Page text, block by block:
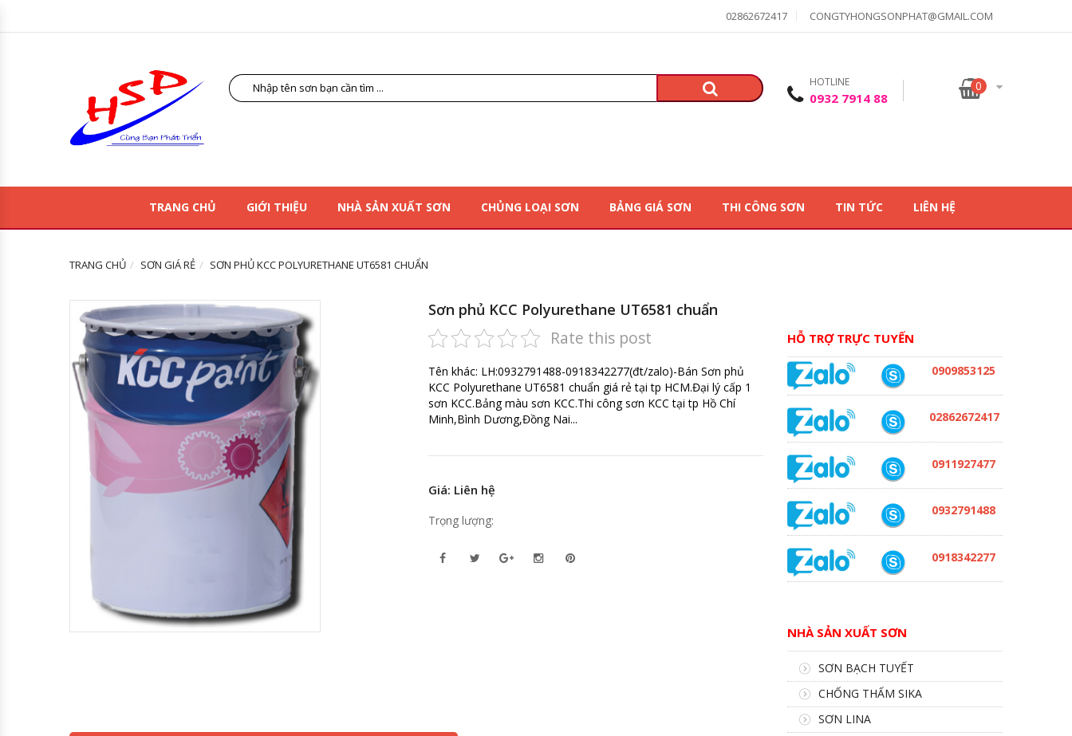
02862672417 CONGTYHONGSONPHAT@GMAIL.COM
HOTLINE
0932 7914 88
0
TRANG CHỦ GIỚI THIỆU NHÀ SẢN XUẤT SƠN CHỦNG LOẠI SƠN BẢNG GIÁ SƠN THI CÔNG SƠN TIN TỨC LIÊN HỆ
TRANG CHỦ SƠN GIÁ RẺ SƠN PHỦ KCC POLYURETHANE UT6581 CHUẨN
Sơn phủ KCC Polyurethane UT6581 chuẩn
Rate this post
Tên khác: LH:0932791488-0918342277(đt/zalo)-Bán Sơn phủ
KCC Polyurethane UT6581 chuẩn giá rẻ tại tp HCM.Đại lý cấp 1
sơn KCC.Bảng màu sơn KCC.Thi công sơn KCC tại tp Hồ Chí
Minh,Bình Dương,Đồng Nai...
Giá: Liên hệ
Trọng lượng:
HỖ TRỢ TRỰC TUYẾN
0909853125
02862672417
0911927477
0932791488
0918342277
NHÀ SẢN XUẤT SƠN
SƠN BẠCH TUYẾT
CHỐNG THẤM SIKA
SƠN LINA